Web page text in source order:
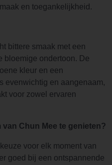
en toegankelijkheid.
bittere smaak met een
bloemige ondertoon. De
kleur en een
evenwichtig en aangenaam,
voor zowel ervaren
Chun Mee te genieten?
voor elk moment van
goed bij een ontspannende